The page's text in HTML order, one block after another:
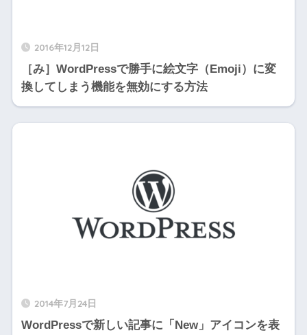
2016年12月12日
［み］WordPressで勝手に絵文字（Emoji）に変
換してしまう機能を無効にする方法
2014年7月24日
WordPressで新しい記事に「New」アイコンを表